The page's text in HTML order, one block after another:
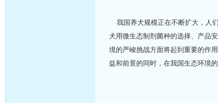
我国养犬规模正在不断扩大，人
犬用微生态制剂菌种的选择、产品
境的严峻挑战方面将起到重要的作
益和前景的同时，在我国生态环境